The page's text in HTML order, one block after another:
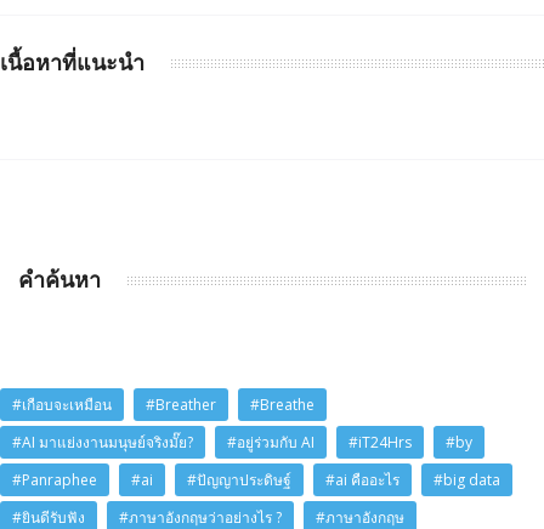
เนื้อหาที่แนะนำ
คำค้นหา
#เกือบจะเหมือน #Breather
#Breathe
#AI มาแย่งงานมนุษย์จริงมั๊ย?
#อยู่ร่วมกับ AI #iT24Hrs
#by
#Panraphee
#ai #ปัญญาประดิษฐ์ #ai คืออะไร
#big data
#ยินดีรับฟัง
#ภาษาอังกฤษว่าอย่างไร ?
#ภาษาอังกฤษ